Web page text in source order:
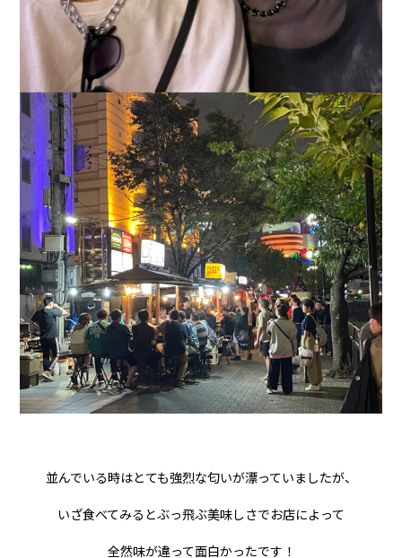
並んでいる時はとても強烈な匂いが漂っていましたが、
いざ食べてみるとぶっ飛ぶ美味しさでお店によって
全然味が違って面白かったです！